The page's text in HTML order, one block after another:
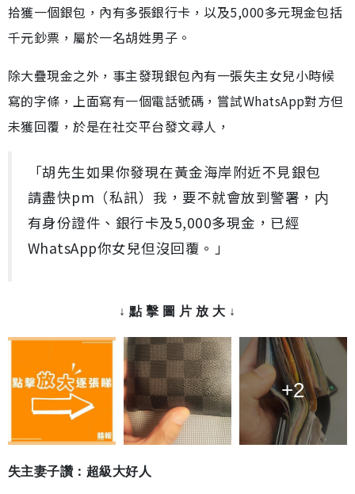
拾獲一個銀包，內有多張銀行卡，以及5,000多元現金包括
千元鈔票，屬於一名胡姓男子。
除大疊現金之外，事主發現銀包內有一張失主女兒小時候
寫的字條，上面寫有一個電話號碼，嘗試WhatsApp對方但
未獲回覆，於是在社交平台發文尋人，
「胡先生如果你發現在黃金海岸附近不見銀包
請盡快pm（私訊）我，要不就會放到警署，内
有身份證件、銀行卡及5,000多現金，已經
WhatsApp你女兒但沒回覆。」
↓ 點 擊 圖 片 放 大 ↓
+2
失主妻子讚：超級大好人